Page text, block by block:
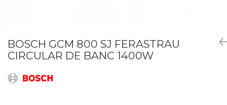
Mașini de Tuns Gazon
Mașini de Șlefuit
Mașini de Frezat Caneluri
Mașini de Găurit
Tăiere, Degroşare şi Periere
Tăiere, Șlefuire şi Găurire cu
uleiuri
Trimmere
BOSCH GCM 800 SJ FERASTRAU
CIRCULAR DE BANC 1400W